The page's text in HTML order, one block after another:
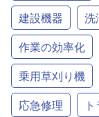
建設機器
洗
作業の効率化
乗用草刈り機
応急修理